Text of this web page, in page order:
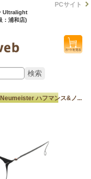
Ultralight
浦和店)
PCサイト
ハフマンス&ノ...